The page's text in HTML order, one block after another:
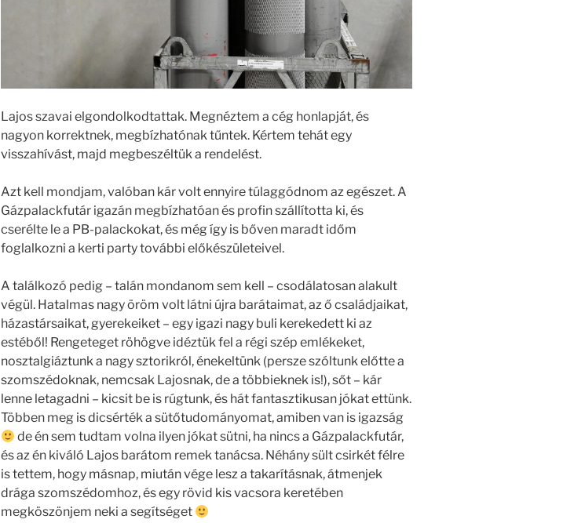
Lajos szavai elgondolkodtattak. Megnéztem a cég honlapját, és
nagyon korrektnek, megbízhatónak tűntek. Kértem tehát egy
visszahívást, majd megbeszéltük a rendelést.
Azt kell mondjam, valóban kár volt ennyire túlaggódnom az egészet. A
Gázpalackfutár igazán megbízhatóan és profin szállította ki, és
cserélte le a PB-palackokat, és még így is bőven maradt időm
foglalkozni a kerti party további előkészületeivel.
A találkozó pedig – talán mondanom sem kell – csodálatosan alakult
végül. Hatalmas nagy öröm volt látni újra barátaimat, az ő családjaikat,
házastársaikat, gyerekeiket – egy igazi nagy buli kerekedett ki az
estéből! Rengeteget röhögve idéztük fel a régi szép emlékeket,
nosztalgiáztunk a nagy sztorikról, énekeltünk (persze szóltunk előtte a
szomszédoknak, nemcsak Lajosnak, de a többieknek is!), sőt – kár
lenne letagadni – kicsit be is rúgtunk, és hát fantasztikusan jókat ettünk.
Többen meg is dicsérték a sütőtudományomat, amiben van is igazság
de én sem tudtam volna ilyen jókat sütni, ha nincs a Gázpalackfutár,
és az én kiváló Lajos barátom remek tanácsa. Néhány sült csirkét félre
is tettem, hogy másnap, miután vége lesz a takarításnak, átmenjek
drága szomszédomhoz, és egy rövid kis vacsora keretében
megköszönjem neki a segítséget